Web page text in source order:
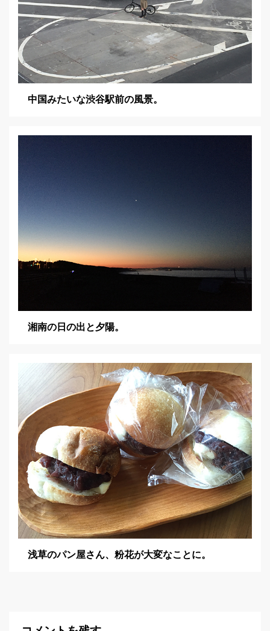
中国みたいな渋谷駅前の風景。
湘南の日の出と夕陽。
浅草のパン屋さん、粉花が大変なことに。